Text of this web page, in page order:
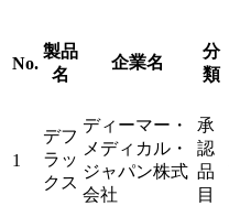
No.
製品
名
企業名
分
類
1
デフ
ラッ
クス
ディーマー・
メディカル・
ジャパン株式
会社
承
認
品
目